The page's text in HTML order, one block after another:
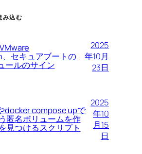
み込む
セキュアブートの
ールのサイン
2025
年10月
23日
docker compose upで
匿名ボリュームを作
見つけるスクリプト
2025
年10
月15
日